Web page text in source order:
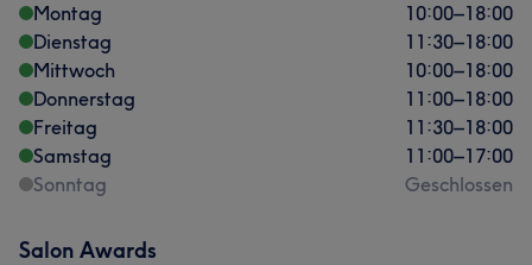
Montag 10:00–18:00
Dienstag
11:30–18:00
Mittwoch
10:00–18:00
Donnerstag
11:00–18:00
Freitag
11:30–18:00
Samstag
11:00–17:00
Sonntag
Geschlossen
Salon Awards